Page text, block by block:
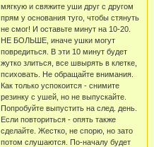
мягкую и свяжите уши друг с другом
прям у основания туго, чтобы стянуть
не смог! И оставьте минут на 10-20.
НЕ БОЛЬШЕ, иначе ушки могут
повредиться. В эти 10 минут будет
жутко злиться, все швырять в клетке,
психовать. Не обращайте внимания.
Как только успокоится - снимите
резинку с ушей, но не выпускайте.
Попробуйте выпустить на след. день.
Если повториться - опять также
сделайте. Жестко, не спорю, но зато
потом слушаются. По-началу будет